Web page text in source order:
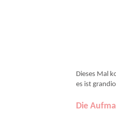
Dieses Mal
es ist
Die